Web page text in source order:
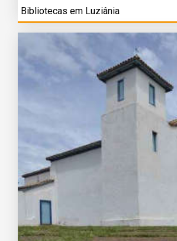
Bibliotecas em Luziânia